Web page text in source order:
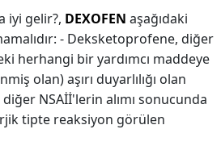
iyi gelir?, DEXOFEN aşağıdaki
- Deksketoprofene, diğer
herhangi bir yardımcı maddeye
olan) aşırı duyarlılığı olan
NSAİİ'lerin alımı sonucunda
tipte reaksiyon görülen